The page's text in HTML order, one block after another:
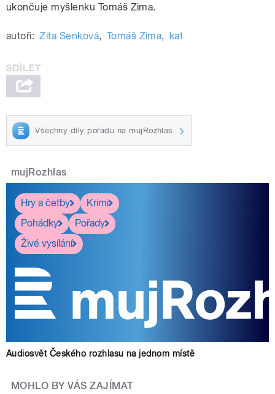
ukončuje myšlenku Tomáš Zima.
autoři: Zita Senková, Tomáš Zima, kat
Všechny díly pořadu na mujRozhlas
mujRozhlas
Hry a četby
Krimi
Pohádky
Pořady
Živé vysílání
Audiosvět Českého rozhlasu na jednom místě
MOHLO BY VÁS ZAJÍMAT